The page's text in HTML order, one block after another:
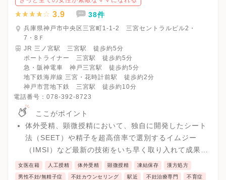
3.9 38件
兵庫県神戸市中央区三宮町1-1-2 三宮セントラルビル2・
7・8Ｆ
JR 三ノ宮駅 三宮駅 徒歩約5分
ポートライナー 三宮駅 徒歩約5分
急・阪神電車 神戸三宮駅 徒歩約5分
地下鉄海岸線 三宮・花時計前駅 徒歩約2分
神戸市営地下鉄 三宮駅 徒歩約10分
電話番号： 078-392-8723
ここがポイント
体外受精、顕微授精において、独自に開発したシート
法（SEET）や精子を超高倍率で選別するイムジー
（IMSI）など最新の技術をいち早く取り入れて成果を
あげています。 男性に原因のある男性不妊治療では、
神戸大学医学部泌尿器科と連携し、男性不妊外来を充
女医在籍 人工授精 体外受精 顕微授精 凍結保存 漢方処方
男性不妊/無精子症 不妊カウンセリング 駅近 不妊治療専門 不育症